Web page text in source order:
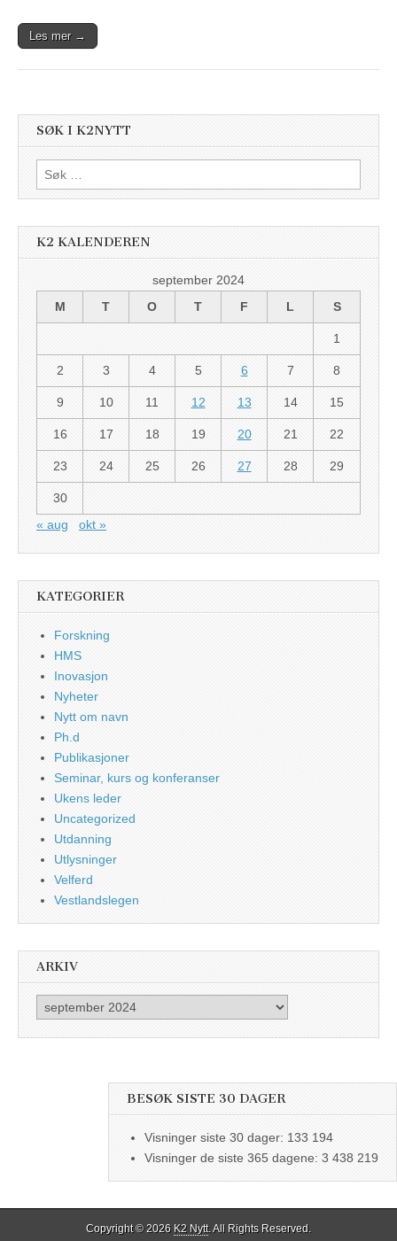
Les mer →
SØK I K2NYTT
Søk
etter:
K2 KALENDEREN
september 2024
M
T O T F L S
1
2 3 4 5 6 7 8
9 10 11 12 13 14 15
16 17 18 19 20 21 22
23 24 25 26 27 28 29
30
« aug
okt »
KATEGORIER
Forskning
HMS
Inovasjon
Nyheter
Nytt om navn
Ph.d
Publikasjoner
Seminar, kurs og konferanser
Ukens leder
Uncategorized
Utdanning
Utlysninger
Velferd
Vestlandslegen
ARKIV
Arkiv
BESØK SISTE 30 DAGER
Visninger siste 30 dager: 133 194
Visninger de siste 365 dagene: 3 438 219
Copyright © 2026 K2 Nytt. All Rights Reserved.